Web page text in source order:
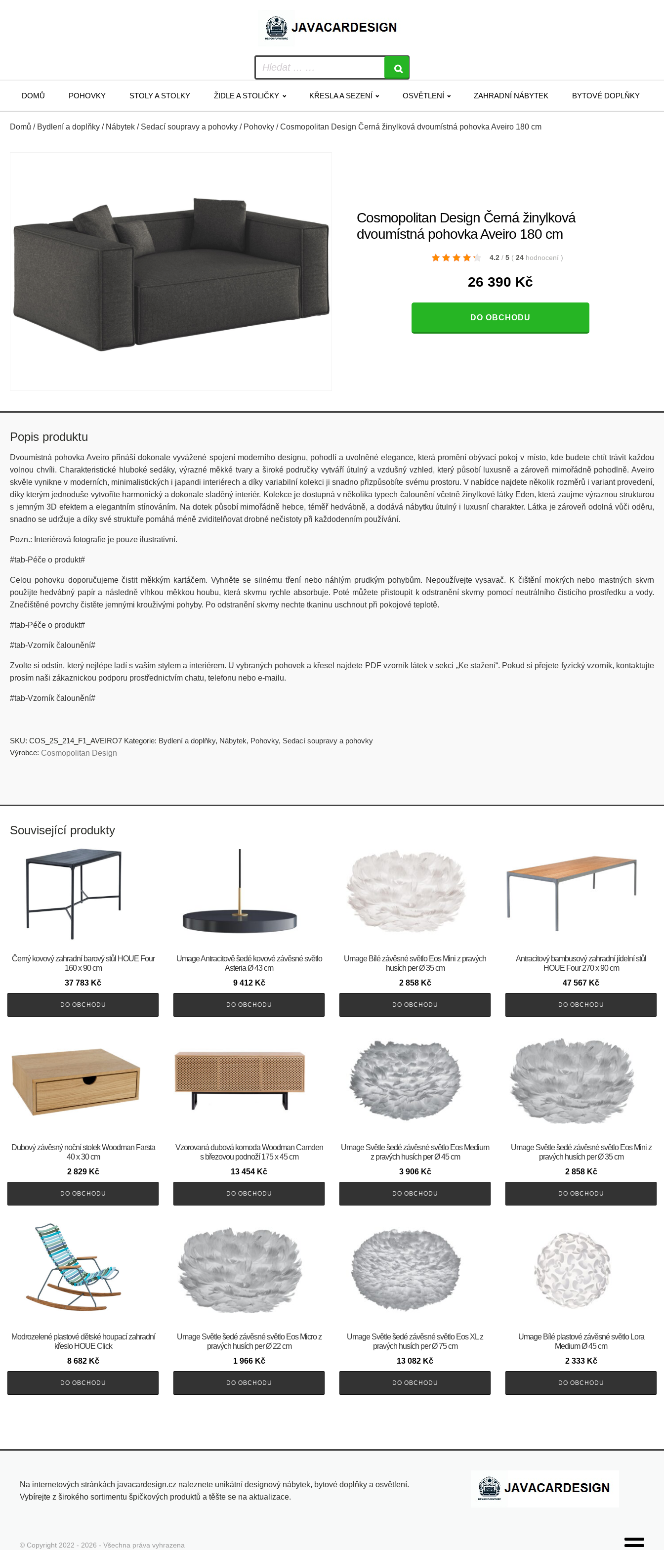
DOMŮ POHOVKY STOLY A STOLKY ŽIDLE A STOLIČKY KŘESLA A SEZENÍ OSVĚTLENÍ ZAHRADNÍ NÁBYTEK BYTOVÉ DOPLŇKY
Domů / Bydlení a doplňky / Nábytek / Sedací soupravy a pohovky / Pohovky / Cosmopolitan Design Černá žinylková dvoumístná pohovka Aveiro 180 cm
Cosmopolitan Design Černá žinylková
dvoumístná pohovka Aveiro 180 cm
4.2 / 5 ( 24 hodnocení )
26 390 Kč
DO OBCHODU
Popis produktu
Dvoumístná pohovka Aveiro přináší dokonale vyvážené spojení moderního designu, pohodlí a uvolněné elegance, která promění obývací pokoj v místo, kde budete chtít trávit každou
volnou chvíli. Charakteristické hluboké sedáky, výrazné měkké tvary a široké područky vytváří útulný a vzdušný vzhled, který působí luxusně a zároveň mimořádně pohodlně. Aveiro
skvěle vynikne v moderních, minimalistických i japandi interiérech a díky variabilní kolekci ji snadno přizpůsobíte svému prostoru. V nabídce najdete několik rozměrů i variant provedení,
díky kterým jednoduše vytvoříte harmonický a dokonale sladěný interiér. Kolekce je dostupná v několika typech čalounění včetně žinylkové látky Eden, která zaujme výraznou strukturou
s jemným 3D efektem a elegantním stínováním. Na dotek působí mimořádně hebce, téměř hedvábně, a dodává nábytku útulný i luxusní charakter. Látka je zároveň odolná vůči oděru,
snadno se udržuje a díky své struktuře pomáhá méně zviditelňovat drobné nečistoty při každodenním používání.
Pozn.: Interiérová fotografie je pouze ilustrativní.
#tab-Péče o produkt#
Celou pohovku doporučujeme čistit měkkým kartáčem. Vyhněte se silnému tření nebo náhlým prudkým pohybům. Nepoužívejte vysavač. K čištění mokrých nebo mastných skvrn
použijte hedvábný papír a následně vlhkou měkkou houbu, která skvrnu rychle absorbuje. Poté můžete přistoupit k odstranění skvrny pomocí neutrálního čisticího prostředku a vody.
Znečištěné povrchy čistěte jemnými krouživými pohyby. Po odstranění skvrny nechte tkaninu uschnout při pokojové teplotě.
#tab-Péče o produkt#
#tab-Vzorník čalounění#
Zvolte si odstín, který nejlépe ladí s vaším stylem a interiérem. U vybraných pohovek a křesel najdete PDF vzorník látek v sekci „Ke stažení“. Pokud si přejete fyzický vzorník, kontaktujte
prosím naši zákaznickou podporu prostřednictvím chatu, telefonu nebo e-mailu.
#tab-Vzorník čalounění#
SKU: COS_2S_214_F1_AVEIRO7 Kategorie: Bydlení a doplňky, Nábytek, Pohovky, Sedací soupravy a pohovky
Výrobce: Cosmopolitan Design
Související produkty
Černý kovový zahradní barový stůl HOUE Four
160 x 90 cm
37 783 Kč
DO OBCHODU
Umage Antracitově šedé kovové závěsné světlo
Asteria Ø 43 cm
9 412 Kč
DO OBCHODU
Umage Bílé závěsné světlo Eos Mini z pravých
husích per Ø 35 cm
2 858 Kč
DO OBCHODU
Antracitový bambusový zahradní jídelní stůl
HOUE Four 270 x 90 cm
47 567 Kč
DO OBCHODU
Dubový závěsný noční stolek Woodman Farsta
40 x 30 cm
2 829 Kč
DO OBCHODU
Vzorovaná dubová komoda Woodman Camden
s březovou podnoží 175 x 45 cm
13 454 Kč
DO OBCHODU
Umage Světle šedé závěsné světlo Eos Medium
z pravých husích per Ø 45 cm
3 906 Kč
DO OBCHODU
Umage Světle šedé závěsné světlo Eos Mini z
pravých husích per Ø 35 cm
2 858 Kč
DO OBCHODU
Modrozelené plastové dětské houpací zahradní
křeslo HOUE Click
8 682 Kč
DO OBCHODU
Umage Světle šedé závěsné světlo Eos Micro z
pravých husích per Ø 22 cm
1 966 Kč
DO OBCHODU
Umage Světle šedé závěsné světlo Eos XL z
pravých husích per Ø 75 cm
13 082 Kč
DO OBCHODU
Umage Bílé plastové závěsné světlo Lora
Medium Ø 45 cm
2 333 Kč
DO OBCHODU
Na internetových stránkách javacardesign.cz naleznete unikátní designový nábytek, bytové doplňky a osvětlení.
Vybírejte z širokého sortimentu špičkových produktů a těšte se na aktualizace.
© Copyright 2022 - 2026 - Všechna práva vyhrazena